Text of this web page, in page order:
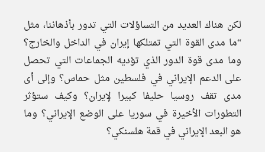
لكن هناك العديد من التساؤلات التي تدور بأذهاننا، مثل
“ما مدى القوة التي تمتلكها إيران في الداخل والخارج؟
وما مدى قوة الدور الذي تؤديه الجماعات التي تحصل
على الدعم الإيراني في فلسطين مثل حماس؟ وإلى أى
مدى تقف روسيا حليفا كبيرا لإيران؟ وكيف ستؤثر
التطورات الأخيرة في سوريا على الوضع الإيراني؟ وما
هو البعد الإيراني في قمة هلسنكي؟